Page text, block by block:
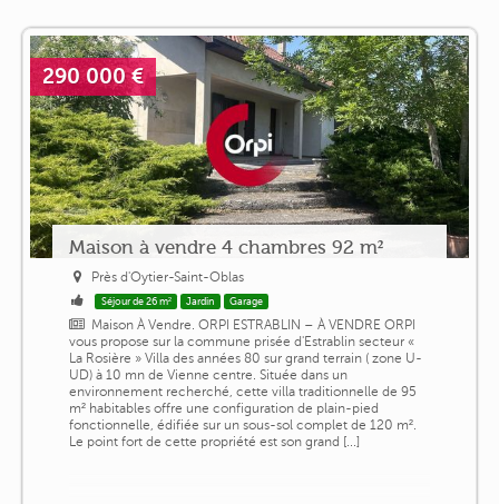
290 000 €
Maison à vendre 4 chambres 92 m²
Près d'Oytier-Saint-Oblas
Séjour de 26 m² Jardin Garage
Maison À Vendre. ORPI ESTRABLIN – À VENDRE ORPI
vous propose sur la commune prisée d'Estrablin secteur «
La Rosière » Villa des années 80 sur grand terrain ( zone U-
UD) à 10 mn de Vienne centre. Située dans un
environnement recherché, cette villa traditionnelle de 95
m² habitables offre une configuration de plain-pied
fonctionnelle, édifiée sur un sous-sol complet de 120 m².
Le point fort de cette propriété est son grand [...]